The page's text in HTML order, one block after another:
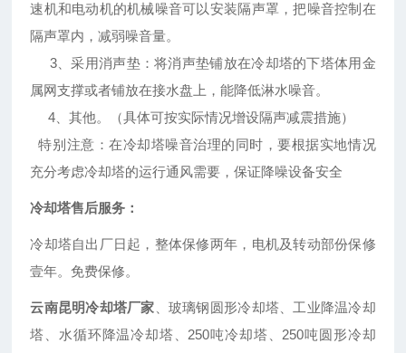
速机和电动机的机械噪音可以安装隔声罩，把噪音控制在
隔声罩内，减弱噪音量。
3、采用消声垫：将消声垫铺放在冷却塔的下塔体用金
属网支撑或者铺放在接水盘上，能降低淋水噪音。
4、其他。（具体可按实际情况增设隔声减震措施）
特别注意：在冷却塔噪音治理的同时，要根据实地情况
充分考虑冷却塔的运行通风需要，保证降噪设备安全
冷却塔售后服务：
冷却塔自出厂日起，整体保修两年，电机及转动部份保修
壹年。免费保修。
云南昆明冷却塔厂家 、玻璃钢圆形冷却塔、工业降温冷却
塔、水循环降温冷却塔、250吨冷却塔、250吨圆形冷却